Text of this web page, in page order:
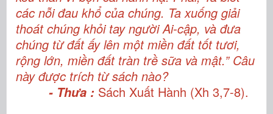
các nỗi đau khổ của chúng. Ta xuống giải
thoát chúng khỏi tay người Ai-cập, và đưa
chúng từ đất ấy lên một miền đất tốt tươi,
rộng lớn, miền đất tràn trề sữa và mật.” Câu
này được trích từ sách nào?
- Thưa : Sách Xuất Hành (Xh 3,7-8).